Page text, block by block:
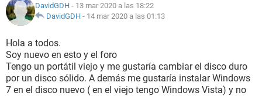
DavidGDH - 13 mar 2020 a las 18:22
DavidGDH - 14 mar 2020 a las 01:13
Hola a todos.
Soy nuevo en esto y el foro
Tengo un portátil viejo y me gustaría cambiar el disco duro
por un disco sólido. A demás me gustaría instalar Windows
7 en el disco nuevo ( en el viejo tengo Windows Vista) y no